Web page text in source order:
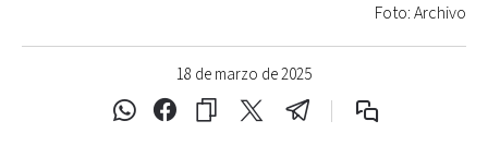
18 de marzo de 2025
Foto: Archivo